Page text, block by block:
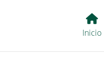
Main
Inicio